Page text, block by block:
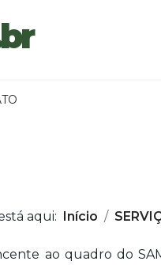
aqui: Início
ao quadro do